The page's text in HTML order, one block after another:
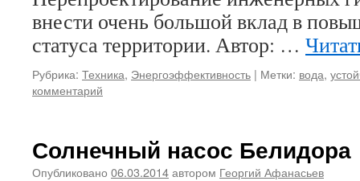
внести очень большой вклад в
статуса территории. Автор: …
Рубрика: Техника, Энергоэффективность | Метки: вода,
комментарий
Солнечный насос Белидора
Опубликовано 06.03.2014автором Георгий Афанасьев